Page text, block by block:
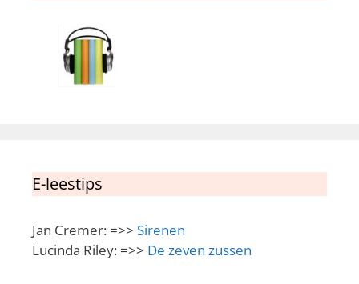
E-leestips
Jan Cremer: =>> Sirenen
Lucinda Riley: =>> De zeven zussen